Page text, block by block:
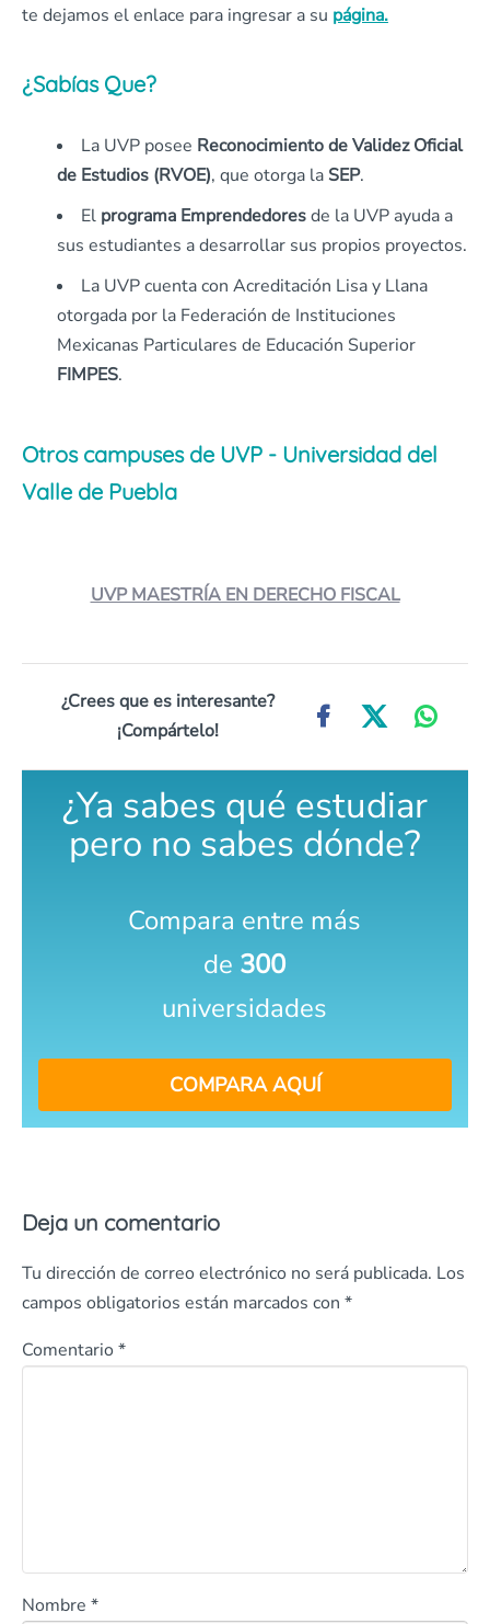
te dejamos el enlace para ingresar a su página.
¿Sabías Que?
La UVP posee Reconocimiento de Validez Oficial
de Estudios (RVOE), que otorga laSEP.
El programa Emprendedoresde la UVP ayuda a
sus estudiantes a desarrollar sus propios proyectos.
La UVP cuenta con Acreditación Lisa y Llana
otorgada por la Federación de Instituciones
Mexicanas Particulares de Educación Superior
FIMPES.
Otros campuses de UVP - Universidad del
Valle de Puebla
UVP MAESTRÍA EN DERECHO FISCAL
¿Crees que es interesante?
¡Compártelo!
¿Ya sabes qué estudiar
pero no sabes dónde?
Compara entre más
de 300
universidades
COMPARA AQUÍ
Deja un comentario
Tu dirección de correo electrónico no será publicada. Los
campos obligatorios están marcados con *
Comentario *
Nombre *